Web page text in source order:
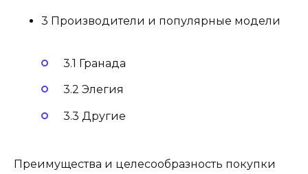
3 Производители и популярные модели
3.1 Гранада
3.2 Элегия
3.3 Другие
Преимущества и целесообразность покупки